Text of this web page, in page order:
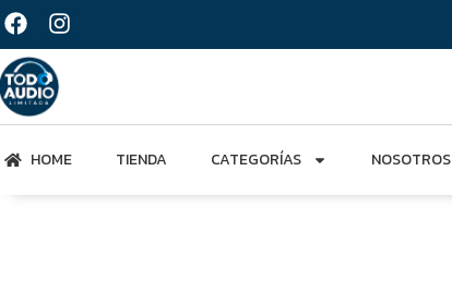
HOME TIENDA CATEGORÍAS NOSOTROS